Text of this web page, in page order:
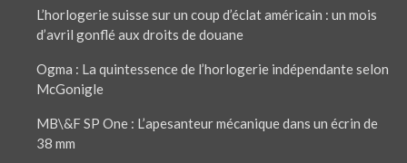
L’horlogerie suisse sur un coup d’éclat américain : un mois
d’avril gonflé aux droits de douane
Ogma : La quintessence de l’horlogerie indépendante selon
McGonigle
MB\&F SP One : L’apesanteur mécanique dans un écrin de
38 mm